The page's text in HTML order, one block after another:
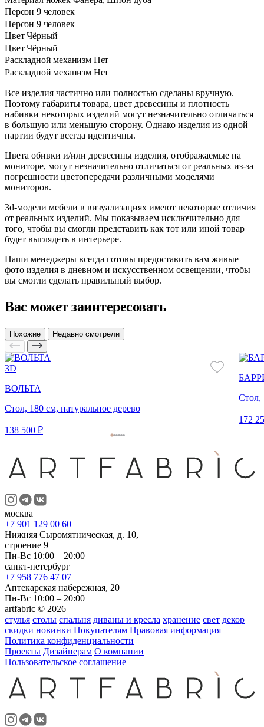
Персон 9 человек
Персон 9 человек
Цвет Чёрный
Цвет Чёрный
Раскладной механизм Нет
Раскладной механизм Нет
Все изделия частично или полностью сделаны вручную.
Поэтому габариты товара, цвет древесины и плотность
набивки некоторых изделий могут незначительно отличаться
в большую или меньшую сторону. Однако изделия из одной
партии будут всегда идентичны.
Цвета обивки и/или древесины изделия, отображаемые на
мониторе, могут незначительно отличаться от реальных из-за
погрешности цветопередачи различными моделями
мониторов.
3d-модели мебели в визуализациях имеют некоторые отличия
от реальных изделий. Мы показываем исключительно для
того, чтобы вы смогли представить как тот или иной товар
будет выглядеть в интерьере.
Наши менеджеры всегда готовы предоставить вам живые
фото изделия в дневном и искусственном освещении, чтобы
вы смогли сделать правильный выбор.
Вас может заинтересовать
Похожие Недавно смотрели
3D
ВОЛЬТА
Стол, 180 см, натуральное дерево
138 500 ₽
Стол,
172
москва
+7 901 129 00 60
Нижняя Сыромятническая, д. 10,
строение 9
Пн-Вс 10:00 – 20:00
санкт-петербург
+7 958 776 47 07
Аптекарская набережная, 20
Пн-Вс 10:00 – 20:00
artfabric © 2026
стулья столы спальня диваны и кресла хранение свет декор
скидки новинки Покупателям Правовая информация
Политика конфиденциальности
Проекты Дизайнерам О компании
Пользовательское соглашение